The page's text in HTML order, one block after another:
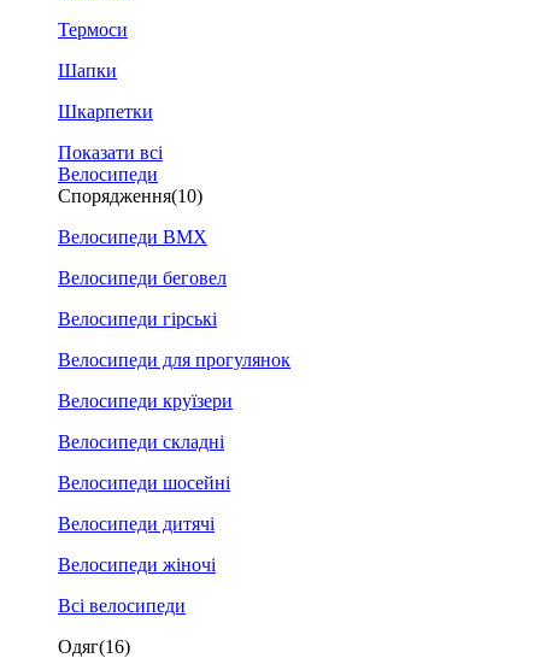
Термоси
Шапки
Шкарпетки
Показати всі
Велосипеди
Спорядження(10)
Велосипеди BMX
Велосипеди беговел
Велосипеди гірські
Велосипеди для прогулянок
Велосипеди круїзери
Велосипеди складні
Велосипеди шосейні
Велосипеди дитячі
Велосипеди жіночі
Всі велосипеди
Одяг(16)